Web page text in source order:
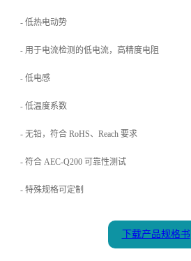
- 低热电动势
- 用于电流检测的低电流，高精度电阻
- 低电感
- 低温度系数
- 无铅，符合 RoHS、Reach 要求
- 符合 AEC-Q200 可靠性测试
- 特殊规格可定制
下载产品规格书